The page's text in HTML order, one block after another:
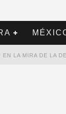
EN LA MIRA DE LA